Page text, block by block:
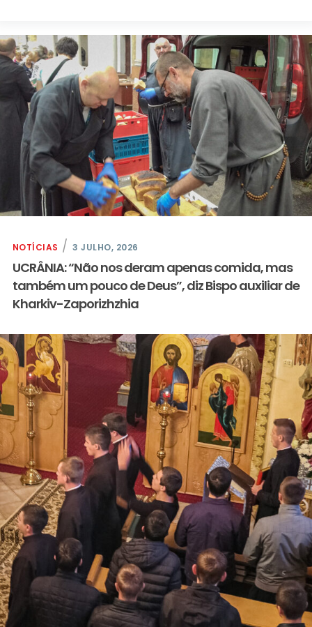
NOTÍCIAS 3 JULHO, 2026
UCRÂNIA: “Não nos deram apenas comida, mas
também um pouco de Deus”, diz Bispo auxiliar de
Kharkiv-Zaporizhzhia